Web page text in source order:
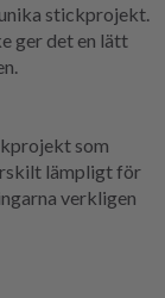
stickprojekt.
ger det en lätt
som
lämpligt för
verkligen